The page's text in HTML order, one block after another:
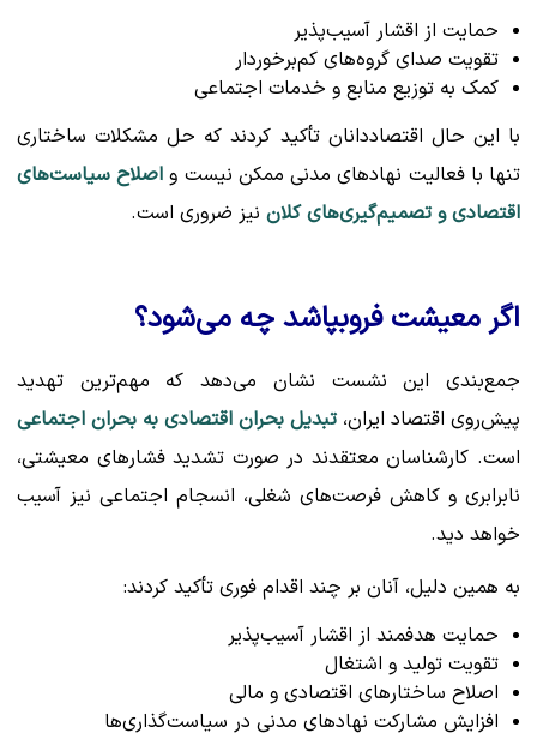
حمایت از اقشار آسیب‌پذیر
تقویت صدای گروه‌های کم‌برخوردار
کمک به توزیع منابع و خدمات اجتماعی
با این حال اقتصاددانان تأکید کردند که حل مشکلات ساختاری
تنها با فعالیت نهادهای مدنی ممکن نیست و اصلاح سیاست‌های
اقتصادی و تصمیم‌گیری‌های کلان نیز ضروری است.
اگر معیشت فروبپاشد چه می‌شود؟
جمع‌بندی این نشست نشان می‌دهد که مهم‌ترین تهدید
پیش‌روی اقتصاد ایران،تبدیل بحران اقتصادی به بحران اجتماعی
است. کارشناسان معتقدند در صورت تشدید فشارهای معیشتی،
نابرابری و کاهش فرصت‌های شغلی، انسجام اجتماعی نیز آسیب
خواهد دید.
به همین دلیل، آنان بر چند اقدام فوری تأکید کردند:
حمایت هدفمند از اقشار آسیب‌پذیر
تقویت تولید و اشتغال
اصلاح ساختارهای اقتصادی و مالی
افزایش مشارکت نهادهای مدنی در سیاست‌گذاری‌ها